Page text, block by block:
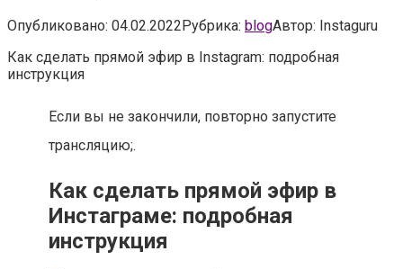
Опубликовано: 04.02.2022Рубрика: blogАвтор: Instaguru
Как сделать прямой эфир в Instagram: подробная
инструкция
Если вы не закончили, повторно запустите
трансляцию;.
Как сделать прямой эфир в
Инстаграме: подробная
инструкция